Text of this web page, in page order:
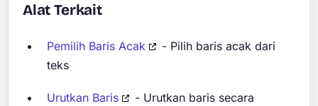
Alat Terkait
Pemilih Baris Acak
- Pilih baris acak dari
teks
Urutkan Baris
- Urutkan baris secara